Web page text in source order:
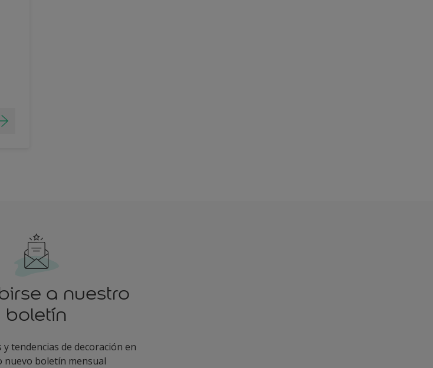
a nuestro
boletín
y tendencias de decoración en
nuevo boletín mensual